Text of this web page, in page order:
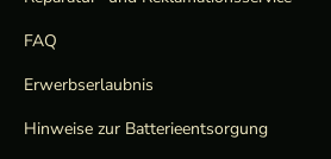
FAQ
Erwerbserlaubnis
Hinweise zur Batterieentsorgung